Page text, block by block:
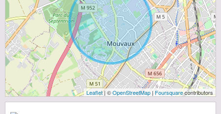
Leaflet| ©OpenStreetMap |Foursquarecontributors